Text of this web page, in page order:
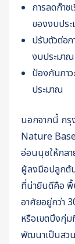
การลดก๊า
ของงบปร
ปรับตัวต่อ
งบประมาณ
ป้องกันภา
ประมาณ
นอกจากนี้ กรุ
Nature
อ่อนนุชให้กล
ผู้ลงมือปลูกต้
ที่น่ายินดีคือ
อาศัยอยู่กว่า
หรือเขตบึงกุ่
พัฒนาเป็นสว